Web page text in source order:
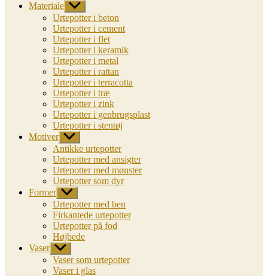
Materiale Vis
undermenu
Urtepotter i beton
Urtepotter i cement
Urtepotter i flet
Urtepotter i keramik
Urtepotter i metal
Urtepotter i rattan
Urtepotter i terracotta
Urtepotter i træ
Urtepotter i zink
Urtepotter i genbrugsplast
Urtepotter i stentøj
Motiver Vis
undermenu
Antikke urtepotter
Urtepotter med ansigter
Urtepotter med mønster
Urtepotter som dyr
Former Vis
undermenu
Urtepotter med ben
Firkantede urtepotter
Urtepotter på fod
Højbede
Vaser Vis
undermenu
Vaser som urtepotter
Vaser i glas